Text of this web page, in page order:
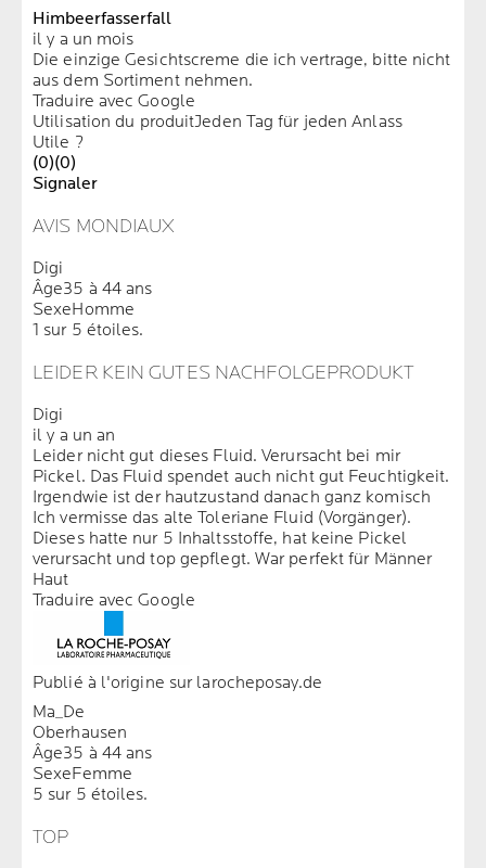
Himbeerfasserfall
il y a un mois
Die einzige Gesichtscreme die ich vertrage, bitte nicht
aus dem Sortiment nehmen.
Traduire avec Google
Utilisation du produitJeden Tag für jeden Anlass
Utile ?
(0)(0)
Signaler
AVIS MONDIAUX
Digi
Âge35 à 44 ans
SexeHomme
1 sur 5 étoiles.
LEIDER KEIN GUTES NACHFOLGEPRODUKT
Digi
il y a un an
Leider nicht gut dieses Fluid. Verursacht bei mir
Pickel. Das Fluid spendet auch nicht gut Feuchtigkeit.
Irgendwie ist der hautzustand danach ganz komisch
Ich vermisse das alte Toleriane Fluid (Vorgänger).
Dieses hatte nur 5 Inhaltsstoffe, hat keine Pickel
verursacht und top gepflegt. War perfekt für Männer
Haut
Traduire avec Google
Publié à l'origine sur larocheposay.de
Ma_De
Oberhausen
Âge35 à 44 ans
SexeFemme
5 sur 5 étoiles.
TOP